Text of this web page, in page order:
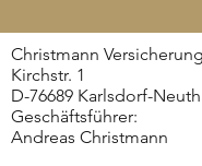
Christmann
Kirchstr. 1
D-76689 Karlsdorf-
Geschäftsführer:
Andreas Christmann